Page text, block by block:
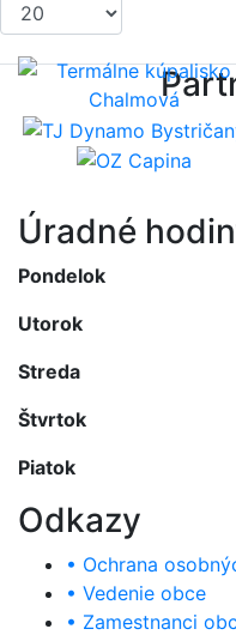
Úradné
Pondelok
Utorok
Streda
Štvrtok
Piatok
Odkazy
• Ochrana
• Vedenie obce
• Zamestnanci